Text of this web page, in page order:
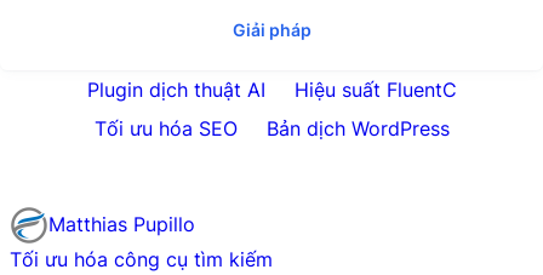
Giải pháp
Plugin dịch thuật AI
Hiệu suất FluentC
Tối ưu hóa SEO
Bản dịch WordPress
Matthias Pupillo
Tối ưu hóa công cụ tìm kiếm